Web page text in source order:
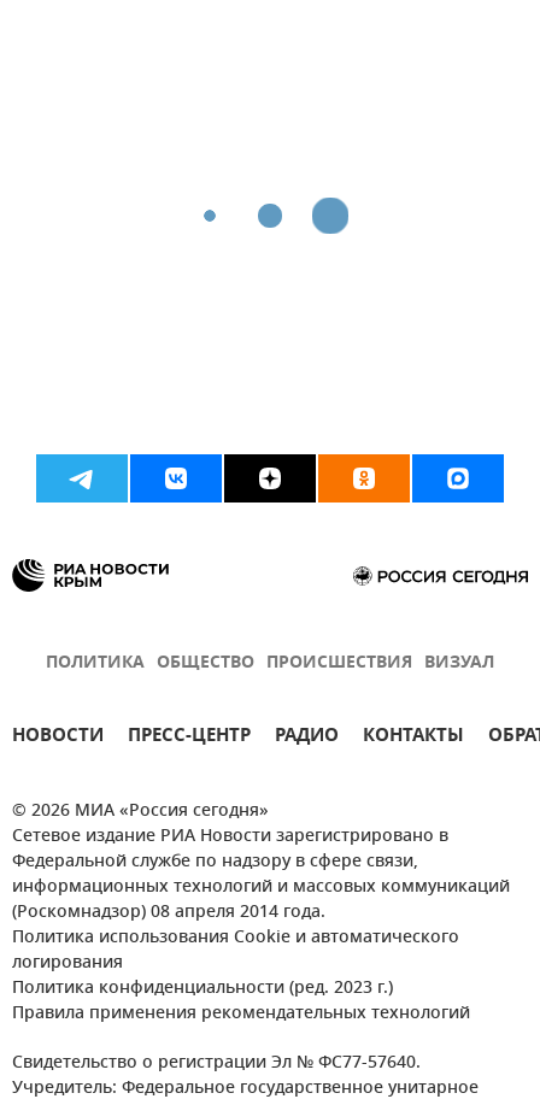
ПОЛИТИКА ОБЩЕСТВО ПРОИСШЕСТВИЯ ВИЗУАЛ
НОВОСТИ ПРЕСС-ЦЕНТР РАДИО КОНТАКТЫ
© 2026 МИА «Россия сегодня»
Сетевое издание РИА Новости зарегистрировано в
Федеральной службе по надзору в сфере связи,
информационных технологий и массовых коммуникаций
(Роскомнадзор) 08 апреля 2014 года.
Политика использования Cookie и автоматического
логирования
Политика конфиденциальности (ред. 2023 г.)
Правила применения рекомендательных технологий
Свидетельство о регистрации Эл № ФС77-57640.
Учредитель: Федеральное государственное унитарное